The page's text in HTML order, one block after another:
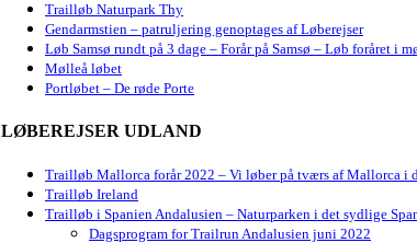
Trailløb Naturpark Thy
Gendarmstien – patruljering genoptages af Løberejser
Løb Samsø rundt på 3 dage – Forår på Samsø – Løb foråret i
Mølleå løbet
Portløbet – De røde Porte
LØBEREJSER UDLAND
Trailløb Mallorca forår 2022 – Vi løber på tværs af Mallorca i
Trailløb Ireland
Trailløb i Spanien Andalusien – Naturparken i det sydlige
Dagsprogram for Trailrun Andalusien juni 2022